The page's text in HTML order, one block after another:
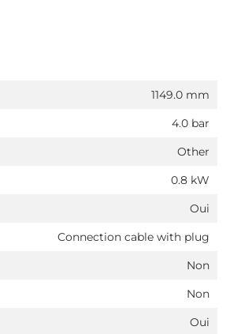
1149.0 mm
4.0 bar
Other
0.8 kW
Oui
Connection cable with plug
Non
Non
Oui